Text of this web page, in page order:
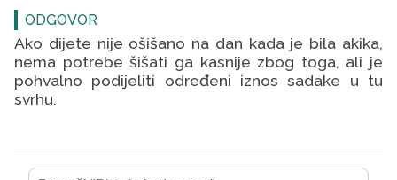
ODGOVOR
Ako dijete nije ošišano na dan kada je bila akika,
nema potrebe šišati ga kasnije zbog toga, ali je
pohvalno podijeliti određeni iznos sadake u tu
svrhu.